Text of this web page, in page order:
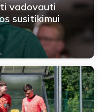
vadovauti
susitikimui